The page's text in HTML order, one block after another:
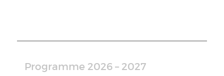
Programme 2026 – 2027